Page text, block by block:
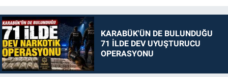
KARABÜK'ÜN DE BULUNDUĞU
71 İLDE DEV UYUŞTURUCU
OPERASYONU